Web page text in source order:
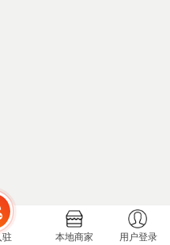
本地商家 用户登录